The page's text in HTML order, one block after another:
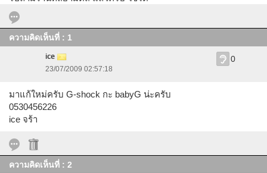
ความคิดเห็นที่ : 1
ice
23/07/2009 02:57:18
0
มาแก้ใหม่ครับ G-shock กะ babyG น่ะครับ
0530456226
ice จร้า
ความคิดเห็นที่ : 2